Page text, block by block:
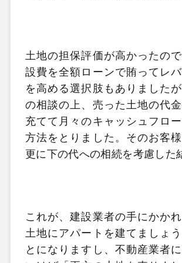
土地の担保評価が高かったの
設費を全額ローンで賄ってレ
を高める選択肢もありました
の相談の上、売った土地の代
充てて月々のキャッシュフロ
方法をとりました。そのお客
更に下の代への相続を考慮した
これが、建設業者の手にかか
土地にアパートを建てましょ
とになりますし、不動産業者